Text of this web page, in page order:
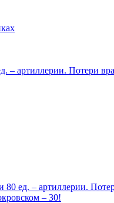
артиллерии. Потери
ед. – артиллерии.
– 30!